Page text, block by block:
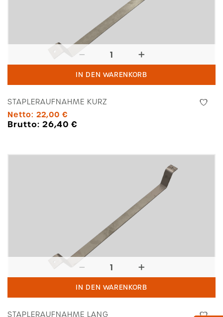
Stapleraufnahme
kurz
IN DEN WARENKORB
STAPLERAUFNAHME KURZ
Netto: 22,00 €
Brutto: 26,40€
Stapleraufnahme
lang
IN DEN WARENKORB
STAPLERAUFNAHME LANG